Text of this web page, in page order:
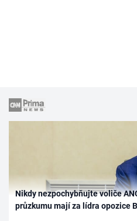
Nikdy nezpochybňujte voliče
průzkumu mají za lídra opozice